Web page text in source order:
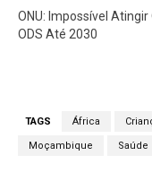
ONU: Impossível Atingir
ODS Até 2030
TAGS África
Moçambique Saúde